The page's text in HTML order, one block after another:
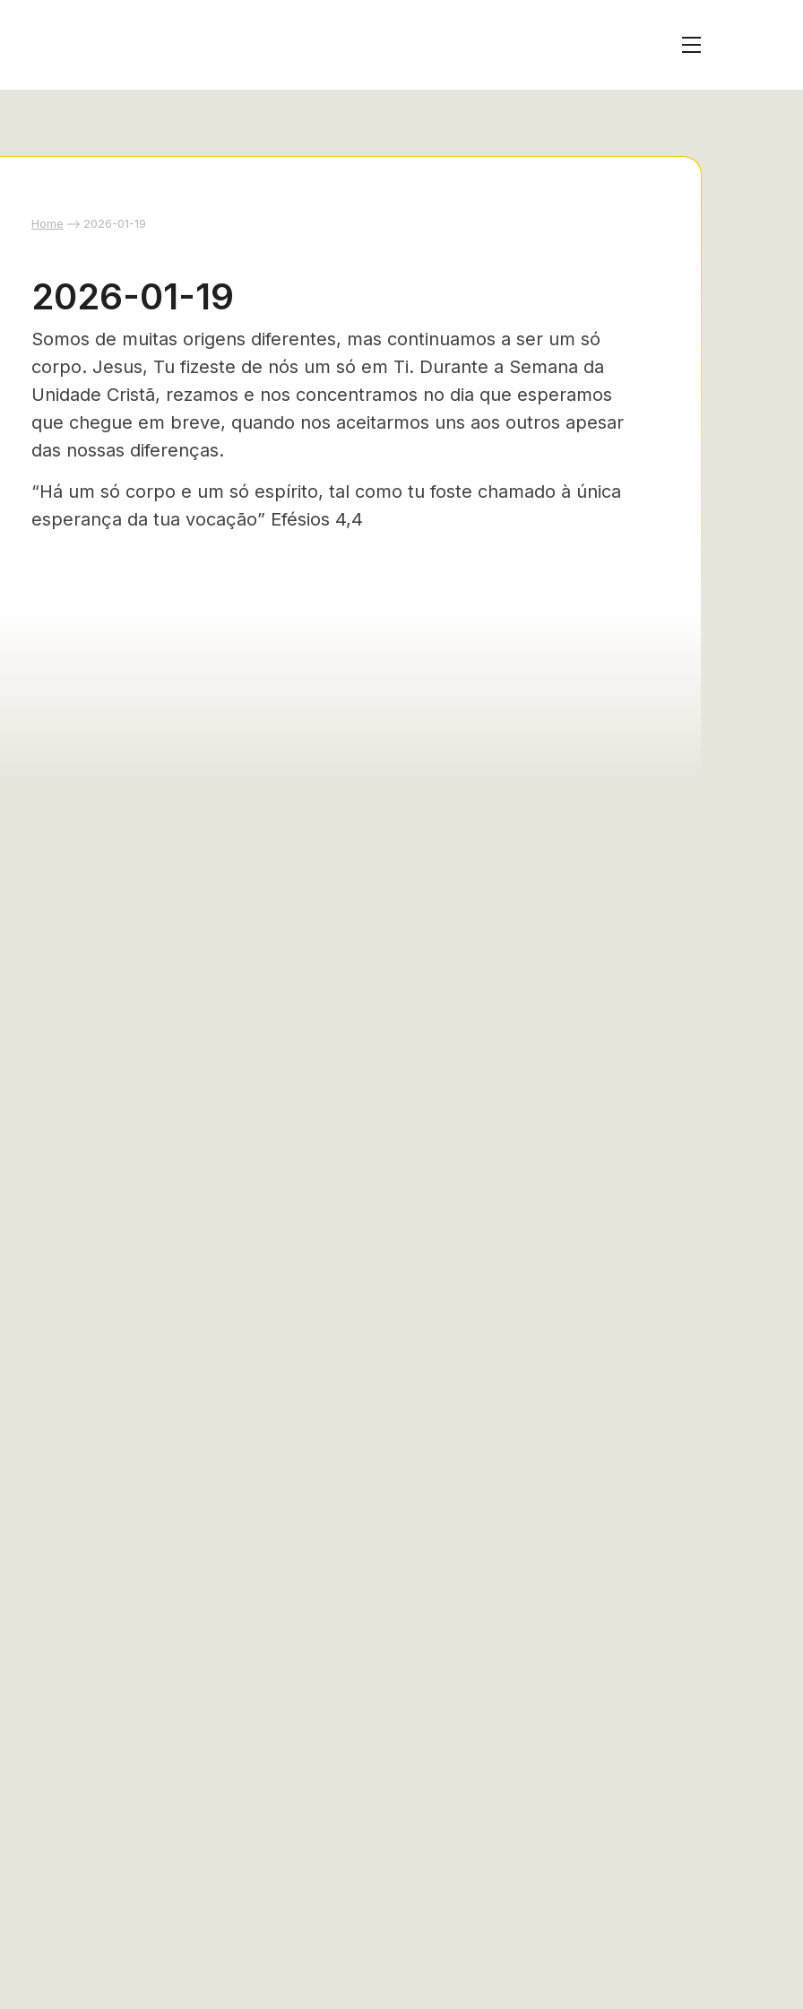
Home 2026-01-19
2026-01-19
Somos de muitas origens diferentes, mas continuamos a ser um só
corpo. Jesus, Tu fizeste de nós um só em Ti. Durante a Semana da
Unidade Cristã, rezamos e nos concentramos no dia que esperamos
que chegue em breve, quando nos aceitarmos uns aos outros apesar
das nossas diferenças.
“Há um só corpo e um só espírito, tal como tu foste chamado à única
esperança da tua vocação” Efésios 4,4